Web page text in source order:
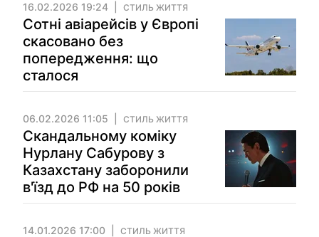
16.02.2026 19:24 СТИЛЬ ЖИТТЯ
Сотні авіарейсів у Європі
скасовано без
попередження: що
сталося
06.02.2026 11:05 СТИЛЬ ЖИТТЯ
Скандальному коміку
Нурлану Сабурову з
Казахстану заборонили
в'їзд до РФ на 50 років
14.01.2026 17:00 СТИЛЬ ЖИТТЯ